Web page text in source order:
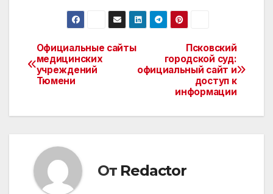
Навигация
по
Псковский
городской суд:
официальный сайт и
доступ к
информации
Официальные сайты
медицинских
учреждений
Тюмени
От Redactor